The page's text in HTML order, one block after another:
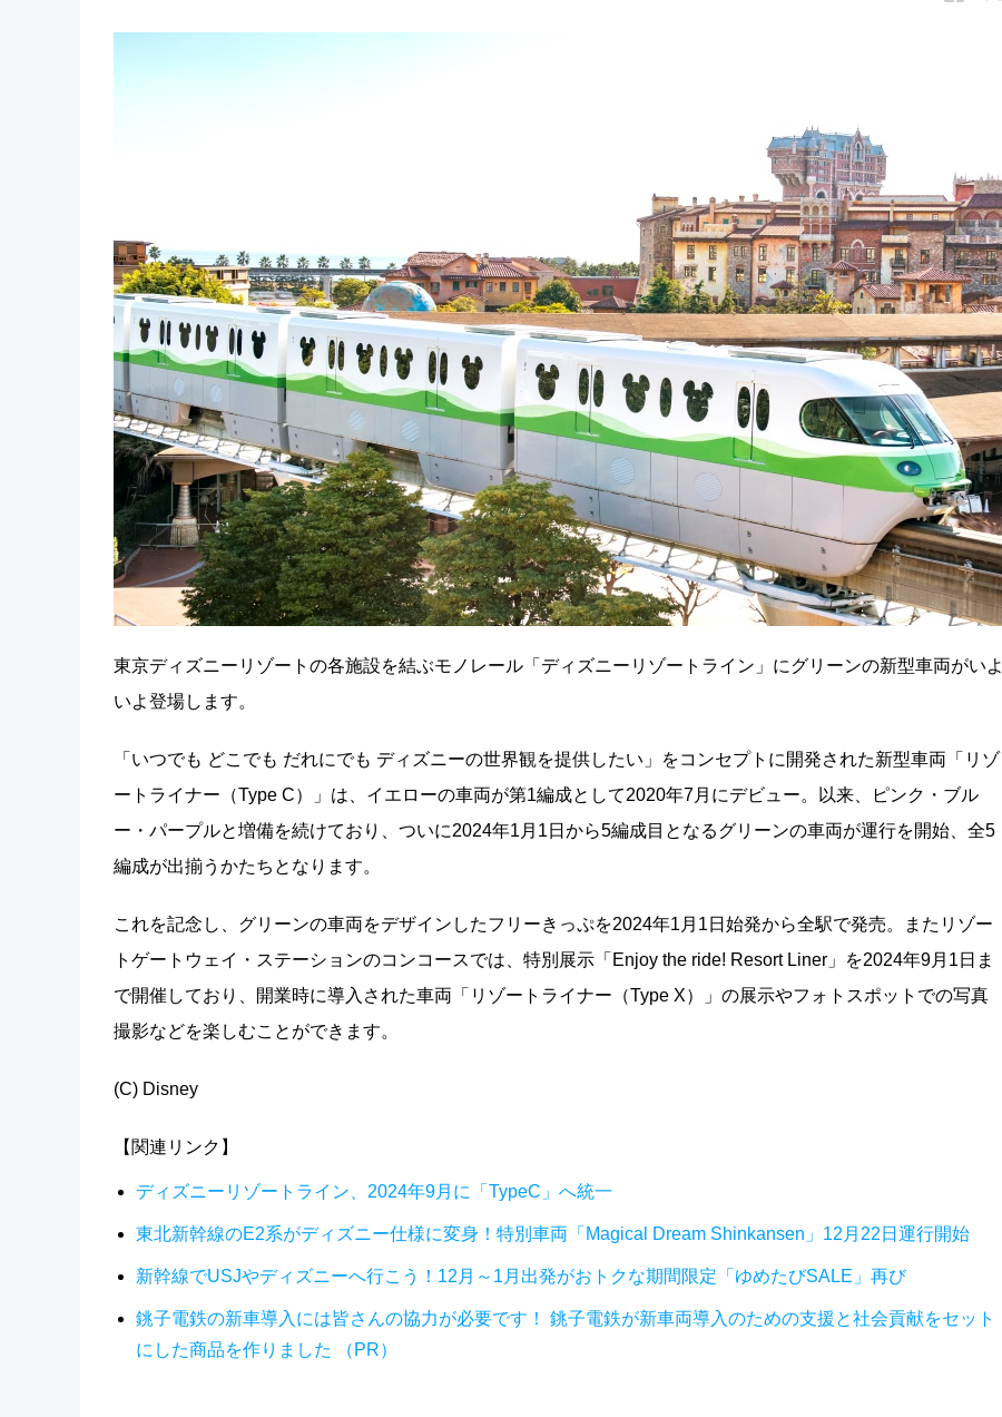
東京ディズニーリゾートの各施設を結ぶモノレール「ディズニーリゾートライン」にグリーンの新型車両がいよ
いよ登場します。
「いつでも どこでも だれにでも ディズニーの世界観を提供したい」をコンセプトに開発された新型車両「リゾ
ートライナー（Type C）」は、イエローの車両が第1編成として2020年7月にデビュー。以来、ピンク・ブル
ー・パープルと増備を続けており、ついに2024年1月1日から5編成目となるグリーンの車両が運行を開始、全5
編成が出揃うかたちとなります。
これを記念し、グリーンの車両をデザインしたフリーきっぷを2024年1月1日始発から全駅で発売。またリゾー
トゲートウェイ・ ステーションのコンコースでは、特別展示「Enjoy the ride! Resort Liner」を2024年9月1日ま
で開催しており、開業時に導入された車両「リゾートライナー（Type X）」の展示やフォトスポットでの写真
撮影などを楽しむことができます。
(C) Disney
【関連リンク】
ディズニーリゾートライン、2024年9月に「TypeC」へ統一
東北新幹線のE2系がディズニー仕様に変身！特別車両「Magical Dream Shinkansen」12月22日運行開始
新幹線でUSJやディズニーへ行こう！12月～1月出発がおトクな期間限定「ゆめたびSALE」再び
銚子電鉄の新車導入には皆さんの協力が必要です！ 銚子電鉄が新車両導入のための支援と社会貢献をセット
にした商品を作りました （PR）